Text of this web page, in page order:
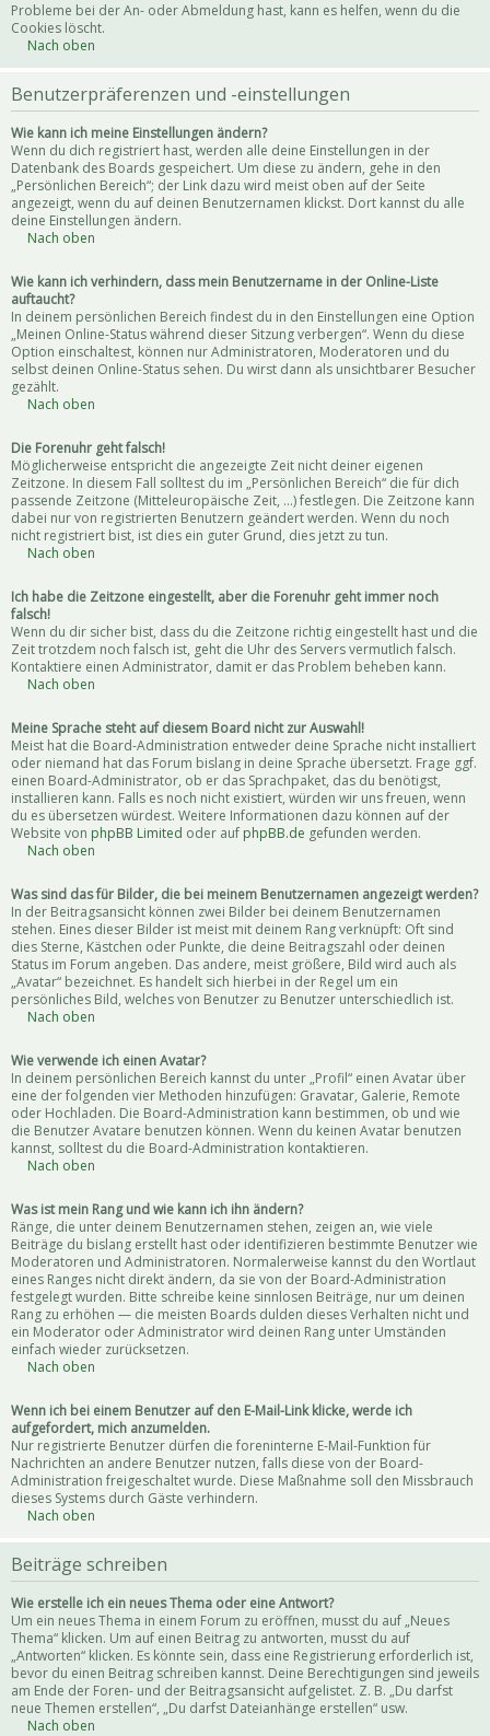
Probleme bei der An- oder Abmeldung hast, kann es helfen, wenn du die
Cookies löscht.
Nach oben
Benutzerpräferenzen und -einstellungen
Wie kann ich meine Einstellungen ändern?
Wenn du dich registriert hast, werden alle deine Einstellungen in der
Datenbank des Boards gespeichert. Um diese zu ändern, gehe in den
„Persönlichen Bereich“; der Link dazu wird meist oben auf der Seite
angezeigt, wenn du auf deinen Benutzernamen klickst. Dort kannst du alle
deine Einstellungen ändern.
Nach oben
Wie kann ich verhindern, dass mein Benutzername in der Online-Liste
auftaucht?
In deinem persönlichen Bereich findest du in den Einstellungen eine Option
„Meinen Online-Status während dieser Sitzung verbergen“. Wenn du diese
Option einschaltest, können nur Administratoren, Moderatoren und du
selbst deinen Online-Status sehen. Du wirst dann als unsichtbarer Besucher
gezählt.
Nach oben
Die Forenuhr geht falsch!
Möglicherweise entspricht die angezeigte Zeit nicht deiner eigenen
Zeitzone. In diesem Fall solltest du im „Persönlichen Bereich“ die für dich
passende Zeitzone (Mitteleuropäische Zeit, ...) festlegen. Die Zeitzone kann
dabei nur von registrierten Benutzern geändert werden. Wenn du noch
nicht registriert bist, ist dies ein guter Grund, dies jetzt zu tun.
Nach oben
Ich habe die Zeitzone eingestellt, aber die Forenuhr geht immer noch
falsch!
Wenn du dir sicher bist, dass du die Zeitzone richtig eingestellt hast und die
Zeit trotzdem noch falsch ist, geht die Uhr des Servers vermutlich falsch.
Kontaktiere einen Administrator, damit er das Problem beheben kann.
Nach oben
Meine Sprache steht auf diesem Board nicht zur Auswahl!
Meist hat die Board-Administration entweder deine Sprache nicht installiert
oder niemand hat das Forum bislang in deine Sprache übersetzt. Frage ggf.
einen Board-Administrator, ob er das Sprachpaket, das du benötigst,
installieren kann. Falls es noch nicht existiert, würden wir uns freuen, wenn
du es übersetzen würdest. Weitere Informationen dazu können auf der
Website von phpBB Limited oder auf phpBB.de gefunden werden.
Nach oben
Was sind das für Bilder, die bei meinem Benutzernamen angezeigt werden?
In der Beitragsansicht können zwei Bilder bei deinem Benutzernamen
stehen. Eines dieser Bilder ist meist mit deinem Rang verknüpft: Oft sind
dies Sterne, Kästchen oder Punkte, die deine Beitragszahl oder deinen
Status im Forum angeben. Das andere, meist größere, Bild wird auch als
„Avatar“ bezeichnet. Es handelt sich hierbei in der Regel um ein
persönliches Bild, welches von Benutzer zu Benutzer unterschiedlich ist.
Nach oben
Wie verwende ich einen Avatar?
In deinem persönlichen Bereich kannst du unter „Profil“ einen Avatar über
eine der folgenden vier Methoden hinzufügen: Gravatar, Galerie, Remote
oder Hochladen. Die Board-Administration kann bestimmen, ob und wie
die Benutzer Avatare benutzen können. Wenn du keinen Avatar benutzen
kannst, solltest du die Board-Administration kontaktieren.
Nach oben
Was ist mein Rang und wie kann ich ihn ändern?
Ränge, die unter deinem Benutzernamen stehen, zeigen an, wie viele
Beiträge du bislang erstellt hast oder identifizieren bestimmte Benutzer wie
Moderatoren und Administratoren. Normalerweise kannst du den Wortlaut
eines Ranges nicht direkt ändern, da sie von der Board-Administration
festgelegt wurden. Bitte schreibe keine sinnlosen Beiträge, nur um deinen
Rang zu erhöhen — die meisten Boards dulden dieses Verhalten nicht und
ein Moderator oder Administrator wird deinen Rang unter Umständen
einfach wieder zurücksetzen.
Nach oben
Wenn ich bei einem Benutzer auf den E-Mail-Link klicke, werde ich
aufgefordert, mich anzumelden.
Nur registrierte Benutzer dürfen die foreninterne E-Mail-Funktion für
Nachrichten an andere Benutzer nutzen, falls diese von der Board-
Administration freigeschaltet wurde. Diese Maßnahme soll den Missbrauch
dieses Systems durch Gäste verhindern.
Nach oben
Beiträge schreiben
Wie erstelle ich ein neues Thema oder eine Antwort?
Um ein neues Thema in einem Forum zu eröffnen, musst du auf „Neues
Thema“ klicken. Um auf einen Beitrag zu antworten, musst du auf
„Antworten“ klicken. Es könnte sein, dass eine Registrierung erforderlich ist,
bevor du einen Beitrag schreiben kannst. Deine Berechtigungen sind jeweils
am Ende der Foren- und der Beitragsansicht aufgelistet. Z. B. „Du darfst
neue Themen erstellen“, „Du darfst Dateianhänge erstellen“ usw.
Nach oben